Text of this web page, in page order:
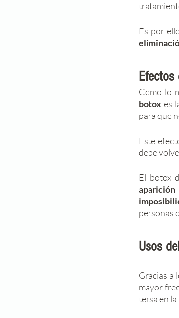
Como lo
botox es
para que
Este
debe
El botox
personas
Usos
Gracias a
mayor
tersa en la